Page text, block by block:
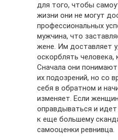
для того, чтобы
жизни они не могут
профессиональных
мужчина, что
жене. Им доставляет
оскорблять человека,
Сначала они
их подозрений, но со
себя в обратном и
изменяет. Если
оправдываться и идет
к еще большему
самооценки ревнивца.